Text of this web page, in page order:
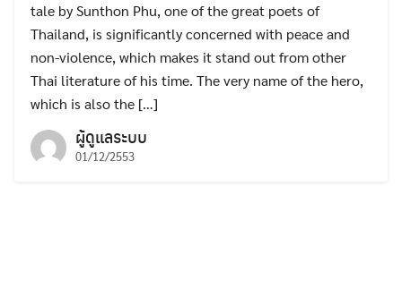
tale by Sunthon Phu, one of the great poets of
Thailand, is significantly concerned with peace and
non-violence, which makes it stand out from other
Thai literature of his time. The very name of the hero,
which is also the […]
ผู้ดูแลระบบ
01/12/2553